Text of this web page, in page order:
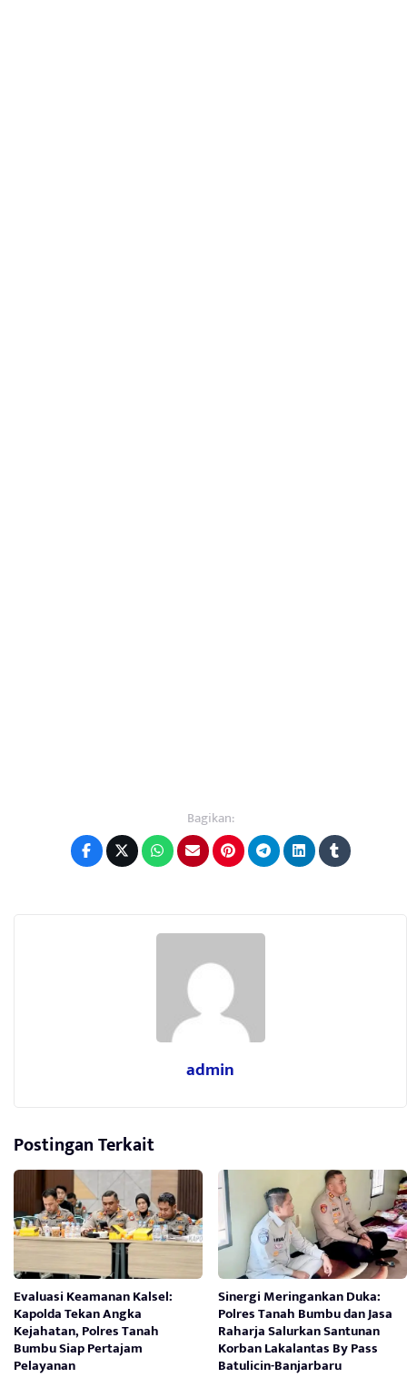
Bagikan:
admin
Postingan Terkait
Evaluasi Keamanan Kalsel:
Kapolda Tekan Angka
Kejahatan, Polres Tanah
Bumbu Siap Pertajam
Pelayanan
Sinergi Meringankan Duka:
Polres Tanah Bumbu dan Jasa
Raharja Salurkan Santunan
Korban Lakalantas By Pass
Batulicin-Banjarbaru